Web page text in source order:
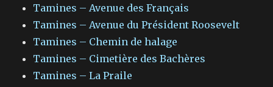
Tamines – Avenue des Français
Tamines – Avenue du Président Roosevelt
Tamines – Chemin de halage
Tamines – Cimetière des Bachères
Tamines – La Praile